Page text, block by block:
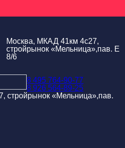
Москва, МКАД 41км 4с27,
стройрынок «Мельница»,пав. Е
8/6
8 495 764-90-77
8 926 564-89-25
стройрынок «Мельница»,пав.